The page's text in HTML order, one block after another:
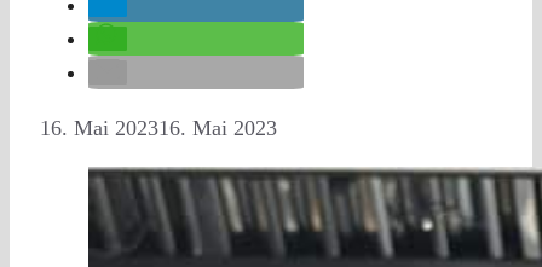
16. Mai 202316. Mai 2023